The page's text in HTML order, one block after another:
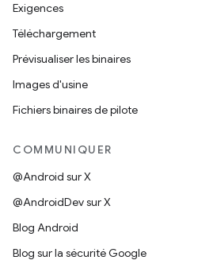
Exigences
Téléchargement
Prévisualiser les binaires
Images d'usine
Fichiers binaires de pilote
COMMUNIQUER
@Android sur X
@AndroidDev sur X
Blog Android
Blog sur la sécurité Google